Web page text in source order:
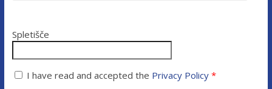
Spletišče
I have read and accepted the Privacy Policy*